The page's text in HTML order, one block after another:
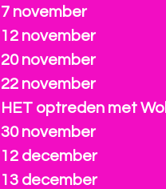
7 november
12 november
20 november
22 november
HET optreden met
30 november
12 december
13 december